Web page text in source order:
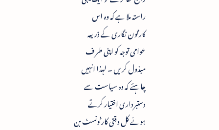
راستہ ملا ہے کہ وہ اس
کارٹون نگاری کے ذریعہ
عوامی توجہ کو اپنی طر ف
مبذول کریں ۔ لہذا انہیں
چاہئے کہ وہ سیاست سے
دستبرداری اختیار کرتے
ہوئے کل وقتی کارٹونسٹ بن